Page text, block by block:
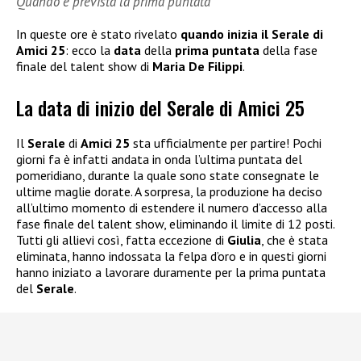
In queste ore è stato rivelato quando inizia il Serale di
Amici 25: ecco la data della prima puntata della fase
finale del talent show di Maria De Filippi.
La data di inizio del Serale di Amici 25
Il Serale di Amici 25 sta ufficialmente per partire! Pochi
giorni fa è infatti andata in onda l’ultima puntata del
pomeridiano, durante la quale sono state consegnate le
ultime maglie dorate. A sorpresa, la produzione ha deciso
all’ultimo momento di estendere il numero d’accesso alla
fase finale del talent show, eliminando il limite di 12 posti.
Tutti gli allievi così, fatta eccezione di Giulia , che è stata
eliminata, hanno indossata la felpa d’oro e in questi giorni
hanno iniziato a lavorare duramente per la prima puntata
del Serale.